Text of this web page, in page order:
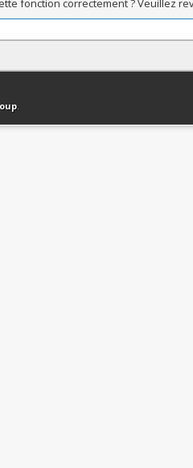
fonction correctement ? Veuillez
bas-débit (Archivé) Syndication
.